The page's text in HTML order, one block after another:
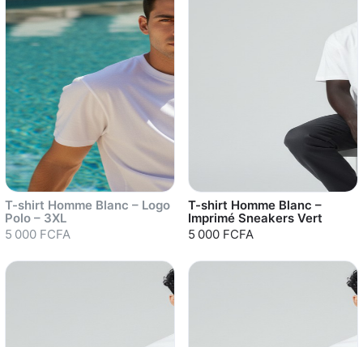
T-shirt Homme Blanc – Logo
Polo – 3XL
5 000 FCFA
T-shirt Homme Blanc –
Imprimé Sneakers Vert
5 000 FCFA